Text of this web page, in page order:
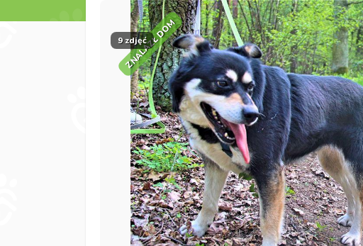
ZNALAZŁ DOM
9 zdjęć